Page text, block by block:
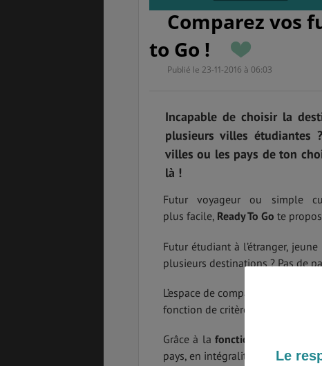
Comparez vos
to Go !
Publié le 23-11-2016 à 06:03
Incapable de choisir la
plusieurs villes étudiantes
villes ou les pays de ton
là !
Futur voyageur ou simple
plus facile, Ready To Go te
Futur étudiant à l’étranger,
plusieurs destinations ? Pas de
L’espace de comparaison t’offre
fonction de critères prédéfinis.
Grâce à lafonctionnalité
pays, en intégralité ou
Le